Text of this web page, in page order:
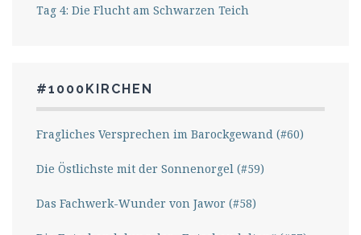
Tag 4: Die Flucht am Schwarzen Teich
#1000KIRCHEN
Fragliches Versprechen im Barockgewand (#60)
Die Östlichste mit der Sonnenorgel (#59)
Das Fachwerk-Wunder von Jawor (#58)